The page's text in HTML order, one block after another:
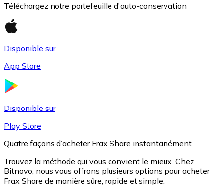
Téléchargez notre portefeuille d'auto-conservation
Disponible sur
App Store
Disponible sur
Play Store
Quatre façons d’acheter Frax Share instantanément
Trouvez la méthode qui vous convient le mieux. Chez
Bitnovo, nous vous offrons plusieurs options pour acheter
Frax Share de manière sûre, rapide et simple.